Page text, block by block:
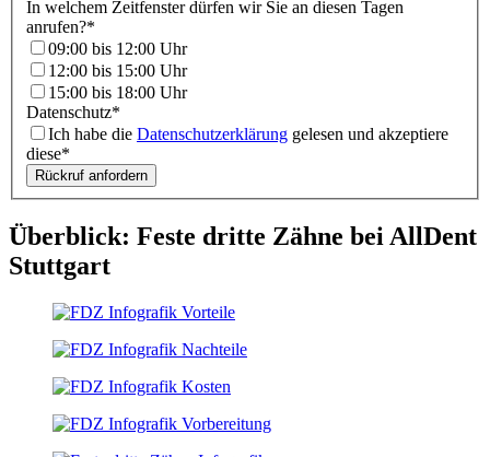
In welchem Zeitfenster dürfen wir Sie an diesen Tagen
anrufen?*
09:00 bis 12:00 Uhr
12:00 bis 15:00 Uhr
15:00 bis 18:00 Uhr
Datenschutz*
Ich habe die Datenschutzerklärung gelesen und akzeptiere
diese*
Rückruf anfordern
Überblick: Feste dritte Zähne bei AllDent
Stuttgart